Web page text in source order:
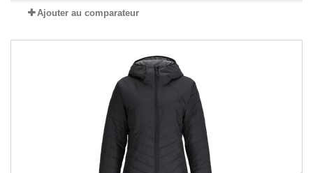
Ajouter au comparateur